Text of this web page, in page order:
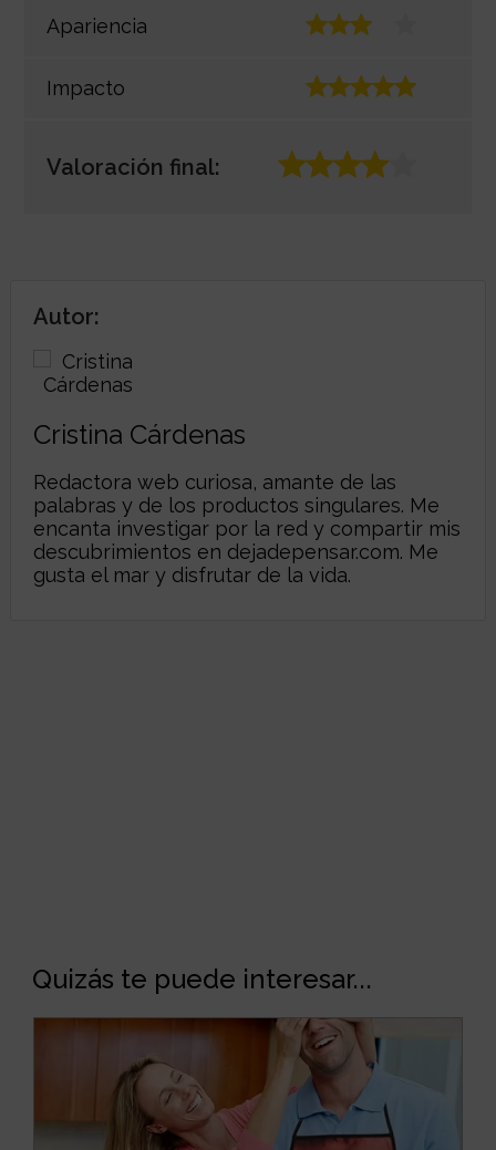
Apariencia
Impacto
Valoración final:
Autor:
Cristina Cárdenas
Redactora web curiosa, amante de las
palabras y de los productos singulares. Me
encanta investigar por la red y compartir mis
descubrimientos en dejadepensar.com. Me
gusta el mar y disfrutar de la vida.
Quizás te puede interesar...